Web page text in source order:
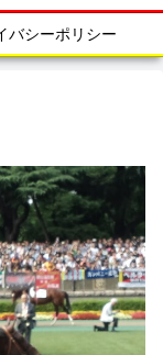
バシーポリシー